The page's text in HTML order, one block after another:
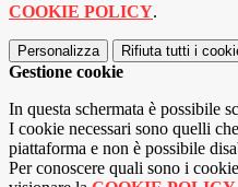
COOKIE POLICY.
Personalizza Rifiuta tutti i
Gestione cookie
In questa schermata è possibile
I cookie necessari sono quelli
piattaforma e non è possibile
Per conoscere quali sono i